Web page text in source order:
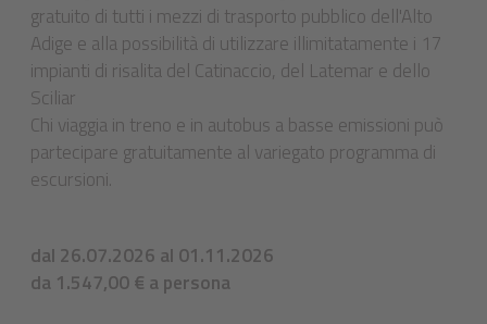
gratuito di tutti i mezzi di trasporto pubblico dell'Alto
Adige e alla possibilità di utilizzare illimitatamente i 17
impianti di risalita del Catinaccio, del Latemar e dello
Sciliar
Chi viaggia in treno e in autobus a basse emissioni può
partecipare gratuitamente al variegato programma di
escursioni.
dal 26.07.2026 al 01.11.2026
da 1.547,00 € a persona